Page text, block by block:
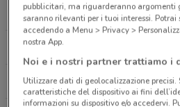
Via Roma, 2, 36075
136 m
Via Roma, 9
EUROSPIN
COMET
LEROY MERLIN
pubblicitari, ma riguarderanno argomenti
saranno rilevanti per i tuoi interessi. Potrai
accedendo a Menu > Privacy >
nostra App.
Noi e i nostri partner trattiamo i
Utilizzare dati di geolocalizzazione
caratteristiche del dispositivo ai fini
informazioni su dispositivo e/o accedervi.